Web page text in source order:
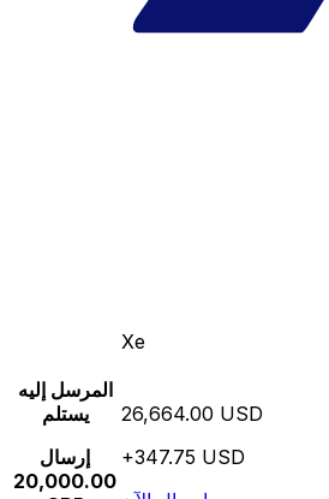
Xe
المرسل إليه
يستلم
إرسال
20,000.00
26,664.00 USD
+347.75 USD